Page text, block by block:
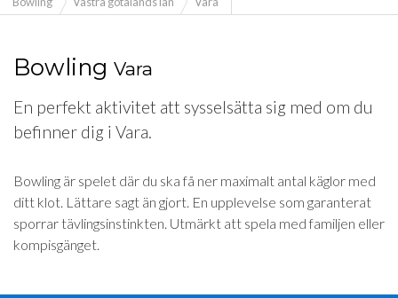
Bowling Vara
En perfekt aktivitet att sysselsätta sig med om du
befinner dig i Vara.
Bowling är spelet där du ska få ner maximalt antal käglor med
ditt klot. Lättare sagt än gjort. En upplevelse som garanterat
sporrar tävlingsinstinkten. Utmärkt att spela med familjen eller
kompisgänget.